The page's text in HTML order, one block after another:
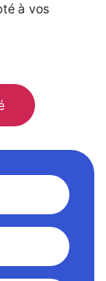
à vos